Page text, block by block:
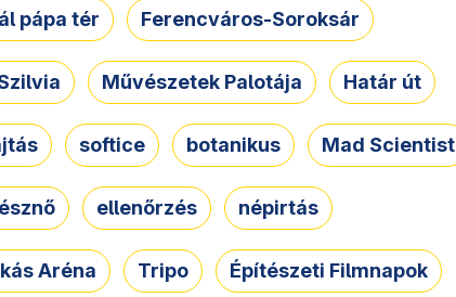
pápa tér Ferencváros-Soroksár
Művészetek Palotája Határ út
softice botanikus Mad Scientist
ellenőrzés népirtás
Aréna Tripo Építészeti Filmnapok